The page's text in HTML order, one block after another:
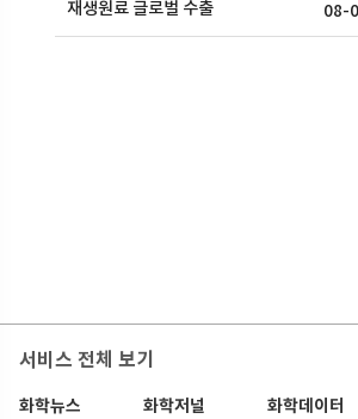
재생원료 글로벌 수출
08-
서비스 전체 보기
화학뉴스 화학저널 화학데이터